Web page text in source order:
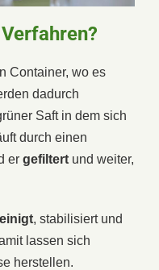
Container, wo es
dadurch
Saft in dem sich
durch einen
er gefiltert und weiter,
, stabilisiert und
lassen sich
herstellen.